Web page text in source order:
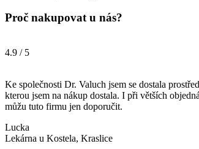
Proč nakupovat u nás?
4.9 / 5
Ke společnosti Dr. Valuch jsem se dostala
kterou jsem na nákup dostala. I při větších
můžu tuto firmu jen doporučit.
Lucka
Lekárna u Kostela, Kraslice